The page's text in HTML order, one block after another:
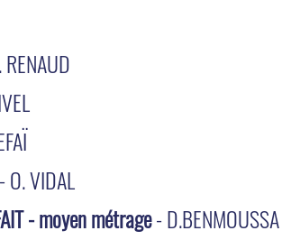
- O. VIDAL
- moyen métrage- D.BENMOUSSA